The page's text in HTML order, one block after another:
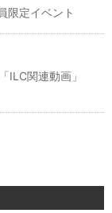
限定イベント
ILC関連動画」